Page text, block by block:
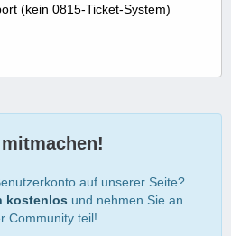
(kein 0815-Ticket-System)
auf unserer Seite?
kostenlos und nehmen Sie an
Community teil!